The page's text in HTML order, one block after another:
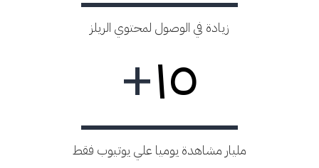
زيادة في الوصول لمحتوي الريلز
١٥+
مليار مشاهدة يوميا علي يوتيوب فقط